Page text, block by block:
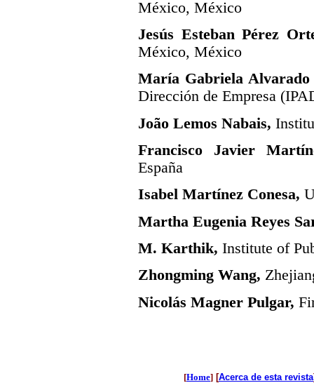
México, México
Jesús Esteban Pérez
México, México
María Gabriela Alvarado
Dirección de Empresa
João Lemos Nabais,
Francisco Javier
España
Isabel Martínez Conesa,
Martha Eugenia Reyes
M. Karthik, Institute of
Zhongming Wang,
Nicolás Magner Pulgar,
[Home] [Acerca de esta revista